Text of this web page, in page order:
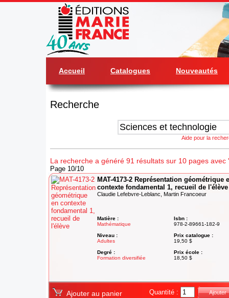
Accueil Catalogues Nouveautés
Recherche
Aide pour la
La recherche a généré 91 résultats sur 10 pages avec
Page 10/10
MAT-4173-2 Représentation géométrique
contexte fondamental 1, recueil de l'élève
Claudie Lefebvre-Leblanc, Martin Francoeur
Matière :
Mathématique
Niveau :
Adultes
Degré :
Formation diversifiée
Isbn :
978-2-89661-182-9
Prix catalogue :
19,50 $
Prix école :
18,50 $
Ajouter au panier Quantité : Ajouter